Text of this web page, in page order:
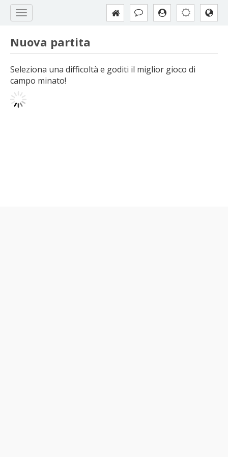
Nuova partita
Seleziona una difficoltà e goditi il miglior gioco di
campo minato!